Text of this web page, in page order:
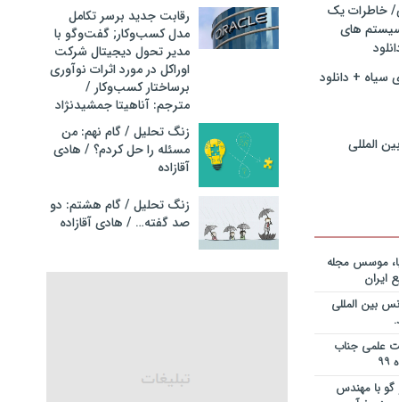
قراردادها
نوبل
قراردادها
نوبل
فایل
قراردادها
نوبل
در
کارخانه
در خصوص
از کجا
فایل
و دکتر
– برنامه
خاطرات یک
های
سیاه + دانلود
المللی
موسس مجله
ایران
بین المللی
علمی جناب
با مهندس
رقابت جدید برسر تکامل
مدل کسب‌و‌کار; گفت‌وگو با
مدیر تحول دیجیتال شرکت
اوراکل در مورد اثرات نوآوری
برساختار کسب‌وکار /
مترجم: آناهیتا جمشیدنژاد
زنگ تحلیل / گام نهم: من
مسئله را حل کردم؟ / هادی
آقازاده
زنگ تحلیل / گام هشتم: دو
صد گفته… / هادی آقازاده